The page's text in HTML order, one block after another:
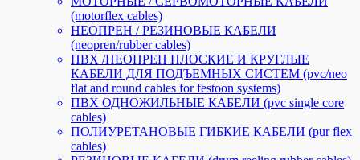
(motorflex cables)
НЕОПРЕН / РЕЗИНОВЫЕ КАБЕЛИ
(neopren/rubber cables)
ПВХ /НЕОПРЕН ПЛОСКИЕ И КРУГЛЫЕ
КАБЕЛИ ДЛЯ ПОДЪЕМНЫХ СИСТЕМ (pvc/neo
flat and round cables for festoon systems)
ПВХ ОДНОЖИЛЬНЫЕ КАБЕЛИ (pvc single core
cables)
ПОЛИУРЕТАНОВЫЕ ГИБКИЕ КАБЕЛИ (pur flex
cables)